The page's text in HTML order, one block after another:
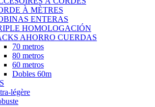
À MÈTRES
ENTERAS
HOMOLOGACIÓN
AHORRO CUERDAS
70 metros
80 metros
60 metros
Dobles 60m
légère